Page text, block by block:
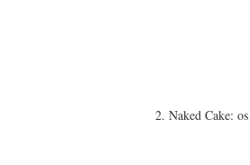
2. Naked Cake: